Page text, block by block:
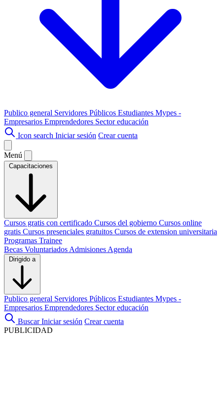
Publico general Servidores Públicos Estudiantes Mypes -
Empresarios Emprendedores Sector educación
Icon search Iniciar sesión Crear cuenta
Menú
Capacitaciones
Cursos gratis con certificado Cursos del gobierno Cursos online
gratis Cursos presenciales gratuitos Cursos de extension universitaria
Programas Trainee
Becas Voluntariados Admisiones Agenda
Dirigido a
Publico general Servidores Públicos Estudiantes Mypes -
Empresarios Emprendedores Sector educación
Buscar Iniciar sesión Crear cuenta
PUBLICIDAD